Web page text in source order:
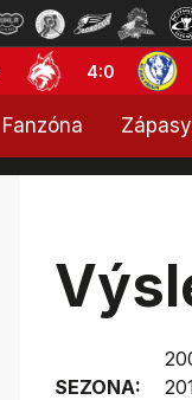
4:0
Fanzóna Zápasy
SEZONA: